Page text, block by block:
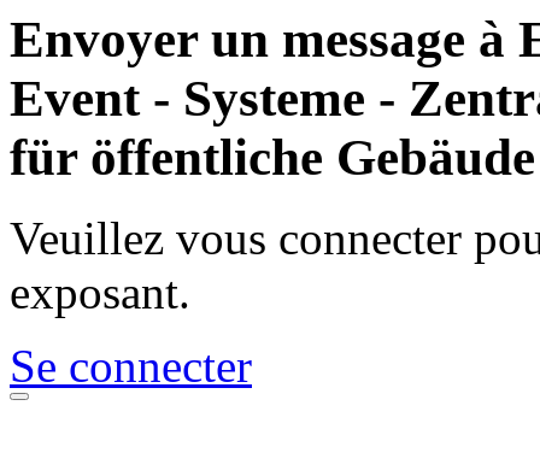
Envoyer un message
Event - Systeme -
für öffentliche Gebäude
Veuillez vous connecter
exposant.
Se connecter